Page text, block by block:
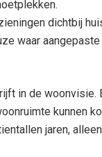
dichtbij
waar
in de woonvisie.
kunnen
jaren,